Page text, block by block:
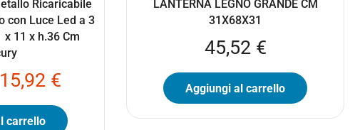
Ricaricabile
con Luce Led a 3
x 11 x h.36 Cm
15,92 €
carrello
LANTERNA LEGNO GRANDE CM
31X68X31
45,52 €
Aggiungi al carrello